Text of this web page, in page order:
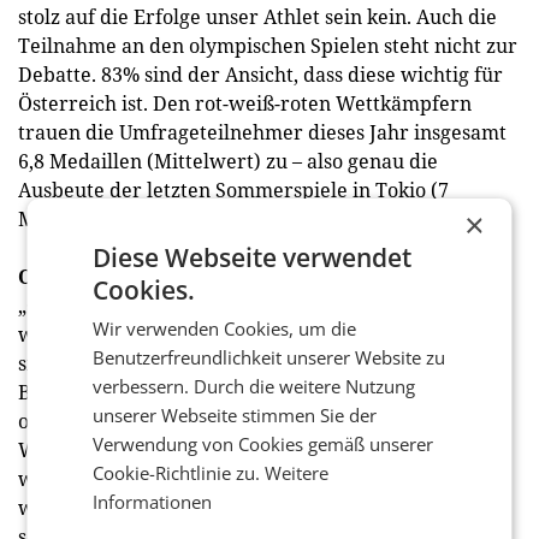
stolz auf die Erfolge unser Athlet sein kein. Auch die
Teilnahme an den olympischen Spielen steht nicht zur
Debatte. 83% sind der Ansicht, dass diese wichtig für
Österreich ist. Den rot-weiß-roten Wettkämpfern
trauen die Umfrageteilnehmer dieses Jahr insgesamt
6,8 Medaillen (Mittelwert) zu – also genau die
Ausbeute der letzten Sommerspiele in Tokio (7
Medaillen).
Olympische Spiele in Österreich?
„Obwohl die Mehrheit davon ausgeht, dass der
wirtschaftliche Nutzen nicht darstellbar ist, zeigen
sich die heimischen Befragten einer zukünftigen
Bewerbung Österreichs für die Austragung
olympischer Spiele nicht abgeneigt – zumindest was
Winterspiele betrifft. Immerhin fast drei Viertel
würden es begrüßen, wenn sich die Alpenrepublik
wieder einmal für eine Winterolympiade bewirbt"“,
×
Diese Webseite verwendet
Cookies.
Wir verwenden Cookies, um die
Benutzerfreundlichkeit unserer Website zu
verbessern. Durch die weitere Nutzung
unserer Webseite stimmen Sie der
Verwendung von Cookies gemäß unserer
Cookie-Richtlinie zu.Weitere
Informationen